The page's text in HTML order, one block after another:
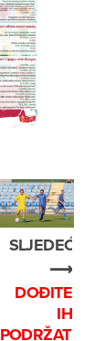
SLJEDEĆE
⟶
DOĐITE
IH
PODRŽATI